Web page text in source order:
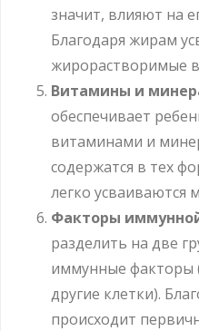
значит, влияют на
Благодаря жирам
жирорастворимые
Витамины и
обеспечивает
витаминами и
содержатся в тех
легко усваиваются
Факторы
разделить на две
иммунные факторы
другие клетки).
происходит